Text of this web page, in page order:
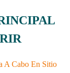
A Cabo En Sitio